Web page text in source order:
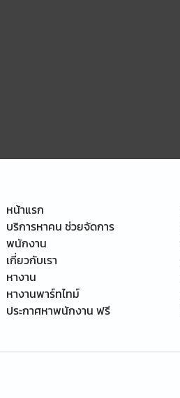
หน้าแรก
บริการหาคน ช่วยจัดการ
พนักงาน
เกี่ยวกับเรา
หางาน
หางานพาร์ทไทม์
ประกาศหาพนักงาน ฟรี